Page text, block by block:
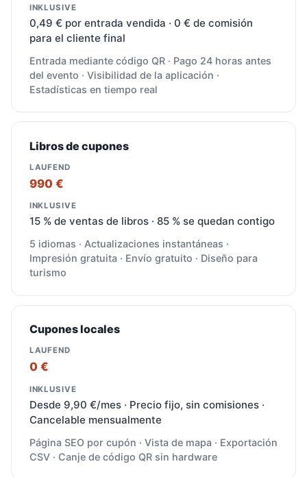
0,49 € por entrada vendida · 0 € de comisión
para el cliente final
Entrada mediante código QR · Pago 24 horas antes
del evento · Visibilidad de la aplicación ·
Estadísticas en tiempo real
Libros de cupones
990 €
15 % de ventas de libros · 85 % se quedan contigo
5 idiomas · Actualizaciones instantáneas ·
Impresión gratuita · Envío gratuito · Diseño para
turismo
Cupones locales
0 €
Desde 9,90 €/mes · Precio fijo, sin comisiones ·
Cancelable mensualmente
Página SEO por cupón · Vista de mapa · Exportación
CSV · Canje de código QR sin hardware